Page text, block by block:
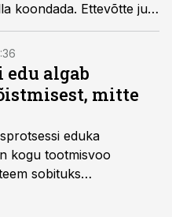
koondada. Ettevõtte juhi
taas näha ka
kasvu ning järgmine
ilmselt parem.
algab
mitte
eduka
kogu tootmisvoo
sobituks